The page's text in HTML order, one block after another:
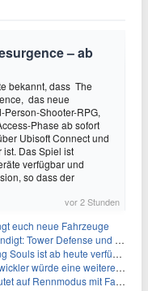
– ab
bekannt, dass The
das neue
Person-Shooter-RPG,
Phase ab sofort
Ubisoft Connect und
ist. Das Spiel ist
verfügbar und
so dass der
vor 2 Stunden
euch neue Fahrzeuge
und Deckbuilding Kombo kehrt zurück
ist ab heute verfügbar
weitere Verschiebung nicht überraschen
mit Fahrzeugen hin